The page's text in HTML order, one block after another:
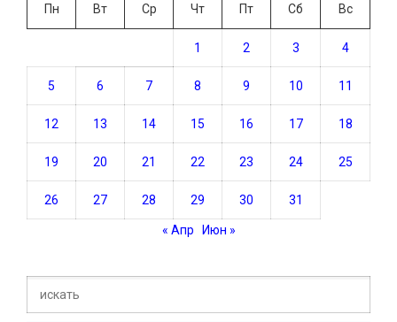
Пн
Вт Ср Чт Пт Сб Вс
1 2 3 4
5 6 7 8 9 10 11
12 13 14 15 16 17 18
19 20 21 22 23 24 25
26 27 28 29 30 31
« Апр Июн »